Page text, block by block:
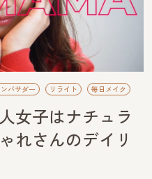
ンバサダー リライト 毎日メイク
女子はナチュラ
れさんのデイリ